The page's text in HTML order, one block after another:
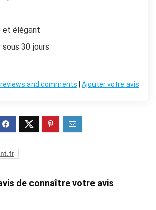
et élégant
sous 30 jours
Ajouter votre avis
reviews and comments
de connaître votre avis